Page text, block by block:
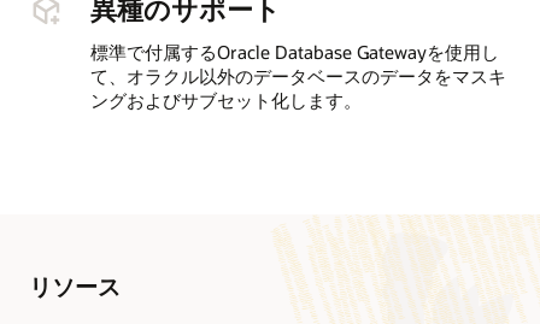
異種のサポート
標準で付属するOracle Database Gatewayを使用し
て、オラクル以外のデータベースのデータをマスキ
ングおよびサブセット化します。
リソース